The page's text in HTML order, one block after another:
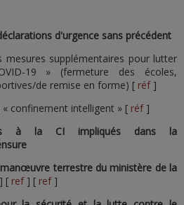
d'urgence sans précédent
mesures supplémentaires pour lutter
19 » (fermeture des écoles,
de remise en forme) [ réf]
« confinement intelligent » [ réf]
à la CI impliqués dans la
terrestre du ministère de la
[ ref] [ ref]